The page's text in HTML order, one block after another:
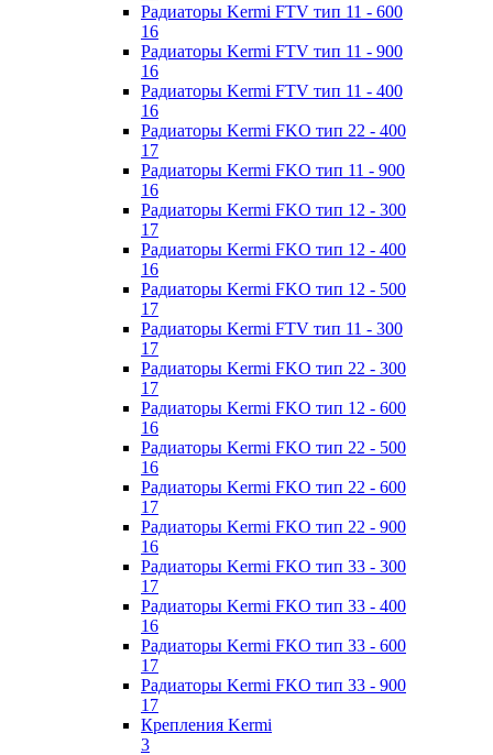
Радиаторы Kermi FTV тип 11 - 600
16
Радиаторы Kermi FTV тип 11 - 900
16
Радиаторы Kermi FTV тип 11 - 400
16
Радиаторы Kermi FKO тип 22 - 400
17
Радиаторы Kermi FKO тип 11 - 900
16
Радиаторы Kermi FKO тип 12 - 300
17
Радиаторы Kermi FKO тип 12 - 400
16
Радиаторы Kermi FKO тип 12 - 500
17
Радиаторы Kermi FTV тип 11 - 300
17
Радиаторы Kermi FKO тип 22 - 300
17
Радиаторы Kermi FKO тип 12 - 600
16
Радиаторы Kermi FKO тип 22 - 500
16
Радиаторы Kermi FKO тип 22 - 600
17
Радиаторы Kermi FKO тип 22 - 900
16
Радиаторы Kermi FKO тип 33 - 300
17
Радиаторы Kermi FKO тип 33 - 400
16
Радиаторы Kermi FKO тип 33 - 600
17
Радиаторы Kermi FKO тип 33 - 900
17
Крепления Kermi
3